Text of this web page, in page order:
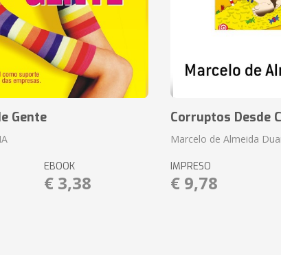
Gente
EBOOK
€ 3,38
Corruptos Desde
Marcelo de Almeida
IMPRESO
€ 9,78